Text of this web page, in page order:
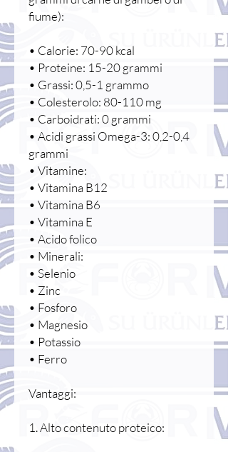
fiume):
• Calorie: 70-90 kcal
• Proteine: 15-20 grammi
• Grassi: 0,5-1 grammo
• Colesterolo: 80-110 mg
• Carboidrati: 0 grammi
• Acidi grassi Omega-3: 0,2-0,4
grammi
• Vitamine:
• Vitamina B12
• Vitamina B6
• Vitamina E
• Acido folico
• Minerali:
• Selenio
• Zinc
• Fosforo
• Magnesio
• Potassio
• Ferro
Vantaggi:
1. Alto contenuto proteico: